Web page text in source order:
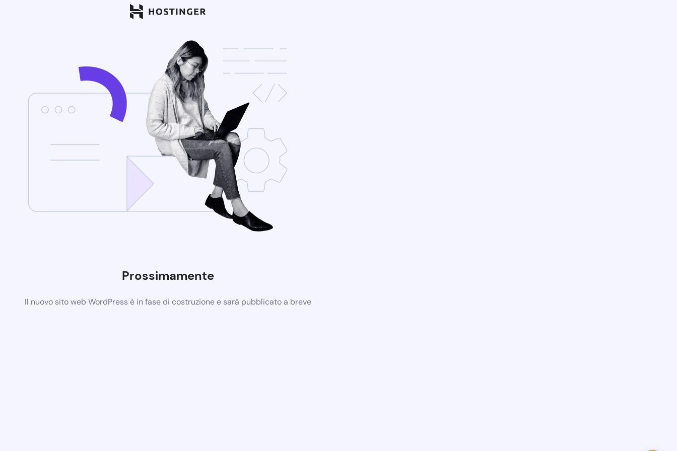
Prossimamente
Il nuovo sito web WordPress è in fase di costruzione e sarà pubblicato a breve